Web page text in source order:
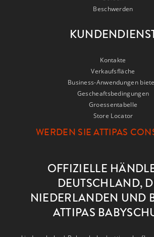
Beschwerden
Kontakte
Verkaufsfläche
Business-Anwendungen
Gescheaftsbedingungen
Groessentabelle
Store Locator
WERDEN SIE ATTIPAS
OFFIZIELLE
DEUTSCHLAND,
NIEDERLANDEN UND
ATTIPAS